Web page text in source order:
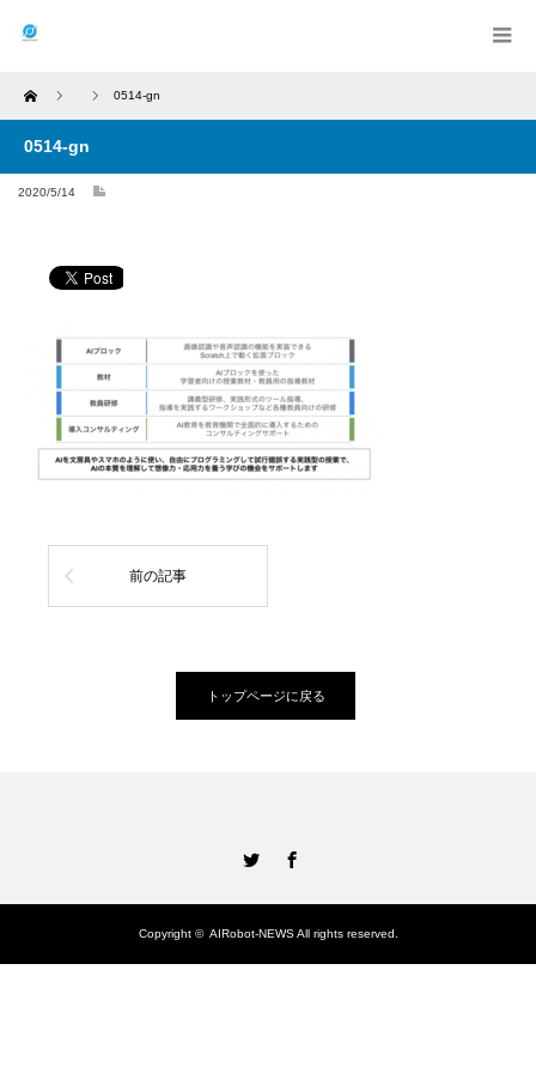
Home 0514-gn
0514-gn
2020/5/14
前の記事
トップページに戻る
Copyright © AIRobot-NEWSAll rights reserved.